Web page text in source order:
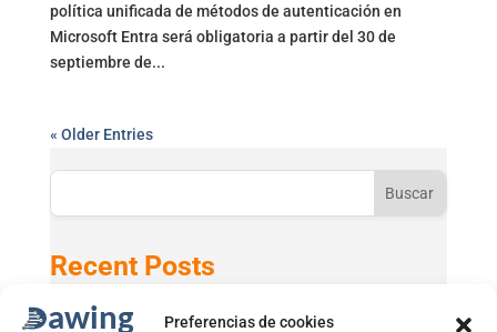
Preferencias de cookies
política unificada de métodos de autenticación en
Microsoft Entra será obligatoria a partir del 30 de
septiembre de...
« Older Entries
Buscar
Recent Posts
Active Directory 2025 con Windows 11 24H2